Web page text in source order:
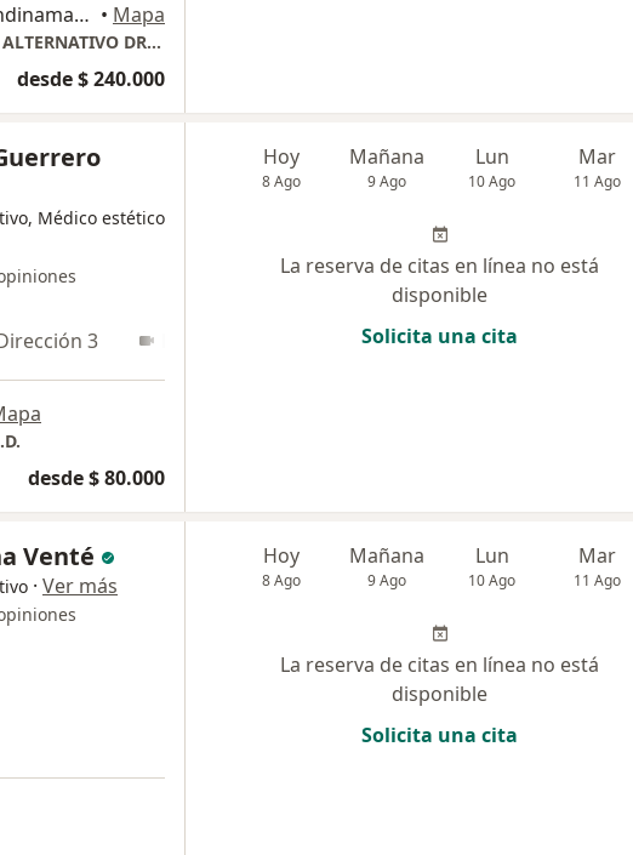
Km. 2 Via Chia-Cajica, Chia, Cundinamarca, Chía • Mapa
CONSULTORIO PRIVADO MEDICO ALTERNATIVO DRA IVONNE VALBUENA
desde $ 240.000
Médico estético
3
desde $ 80.000
Hoy
8 Ago
Mañana
9 Ago
Lun
10 Ago
Mar
11 Ago
La reserva de citas en línea no está
disponible
Solicita una cita
Venté
· Ver más
Hoy
8 Ago
Mañana
9 Ago
Lun
10 Ago
Mar
11 Ago
La reserva de citas en línea no está
disponible
Solicita una cita